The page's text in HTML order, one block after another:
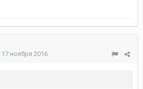
17 ноября 2016